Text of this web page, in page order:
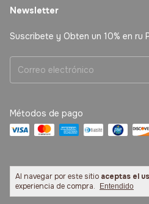
Al navegar por este sitio aceptas el
experiencia de compra.
Entendido
Newsletter
Suscribete y Obten un 10% en ru
Métodos de pago
Copyright Libreria America - 2026.